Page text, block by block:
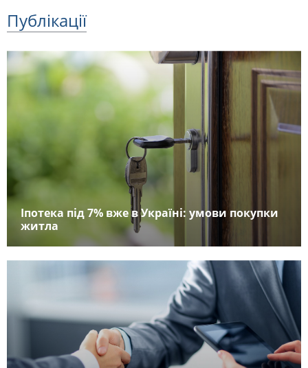
Публікації
Іпотека під 7% вже в Україні: умови покупки
житла